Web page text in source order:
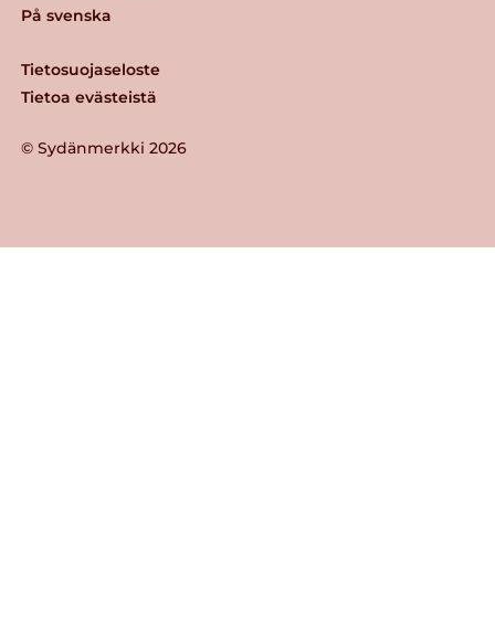
© Sydänmerkki 2026
Tietosuojaseloste
Tietoa evästeistä
På svenska